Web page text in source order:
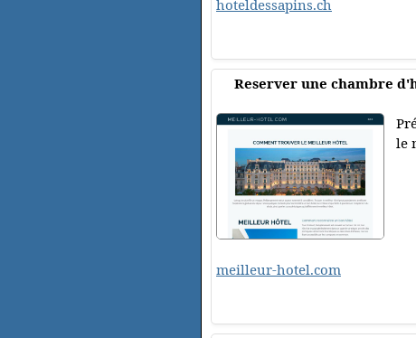
hoteldessapins.ch
Reserver une chambre
le
meilleur-hotel.com